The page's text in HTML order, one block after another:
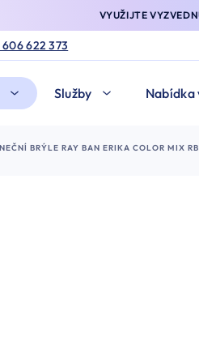
VYUŽIJTE
622 373
Služby Nabídka
BRÝLE RAY BAN ERIKA COLOR MIX